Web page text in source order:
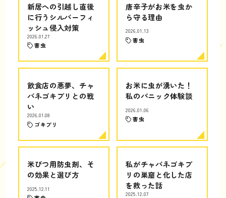
新居への引越し直後
に行うシルバーフィ
ッシュ侵入対策
2026.01.27
害虫
唐辛子がお米を虫か
ら守る理由
2026.01.13
害虫
飲食店の悪夢、チャ
バネゴキブリとの戦
い
2026.01.08
ゴキブリ
お米に虫が湧いた！
私のパニック体験談
2026.01.06
害虫
米びつ用防虫剤、そ
の効果と選び方
2025.12.11
私がチャバネゴキブ
リの巣窟と化した店
を救った話
2025.12.07